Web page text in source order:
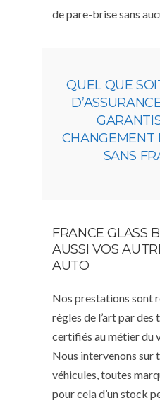
de pare-brise sans
QUEL QUE
CHANGEMENT
SANS
FRANCE GLASS
AUSSI VOS
AUTO
Nos prestations sont
règles de l’art par
certifiés au métier du
Nous intervenons sur
véhicules, toutes
pour cela d’un stock